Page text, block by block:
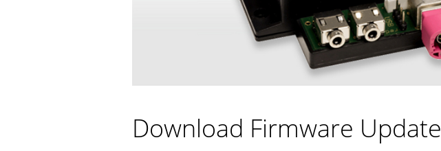
Download Firmware Update